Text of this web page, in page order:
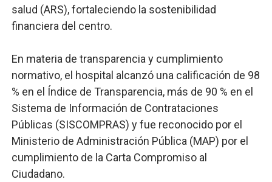
salud (ARS), fortaleciendo la sostenibilidad
financiera del centro.
En materia de transparencia y cumplimiento
normativo, el hospital alcanzó una calificación de 98
% en el Índice de Transparencia, más de 90 % en el
Sistema de Información de Contrataciones
Públicas (SISCOMPRAS) y fue reconocido por el
Ministerio de Administración Pública (MAP) por el
cumplimiento de la Carta Compromiso al
Ciudadano.